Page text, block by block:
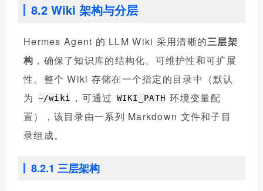
8.2 Wiki 架构与分层
Hermes Agent 的 LLM Wiki 采用清晰的三层架
构 ，确保了知识库的结构化、可维护性和可扩展
性。整个 Wiki 存储在一个指定的目录中（默认
为
~/wiki ，可通过 WIKI_PATH 环境变量配
置），该目录由一系列 Markdown 文件和子目
录组成。
8.2.1 三层架构